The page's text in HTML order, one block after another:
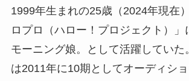
1999年生まれの25歳（2024年現在
ロプロ（ハロー！プロジェクト）」
モーニング娘。として活躍していた
は2011年に10期としてオーディショ